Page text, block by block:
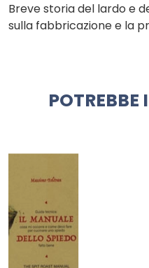
Breve storia del lardo e
sulla fabbricazione e la
POTREBBE